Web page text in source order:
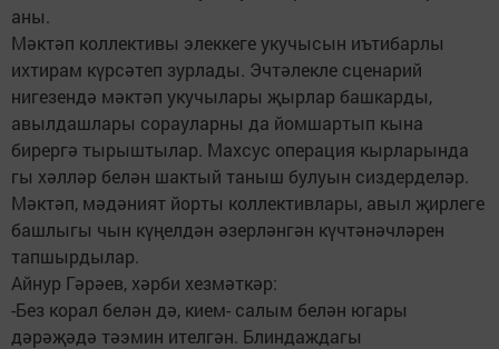
аны.
Мәктәп коллективы элеккеге укучысын иътибарлы
ихтирам күрсәтеп зурлады. Эчтәлекле сценарий
нигезендә мәктәп укучылары җырлар башкарды,
авылдашлары сорауларны да йомшартып кына
бирергә тырыштылар. Махсус операция кырларында
гы хәлләр белән шактый таныш булуын сиздерделәр.
Мәктәп, мәдәният йорты коллективлары, авыл җирлеге
башлыгы чын күңелдән әзерләнгән күчтәнәчләрен
тапшырдылар.
Айнур Гәрәев, хәрби хезмәткәр:
-Без корал белән дә, кием- салым белән югары
дәрәҗәдә тәэмин ителгән. Блиндаждагы